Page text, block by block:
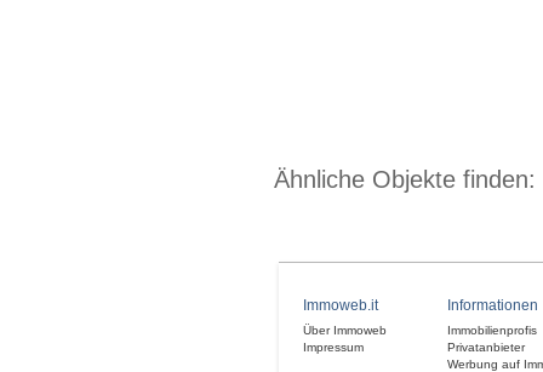
Ähnliche Objekte finden:
Immoweb.it
Über Immoweb
Impressum
Informationen
Immobilienprofis
Privatanbieter
Werbung auf